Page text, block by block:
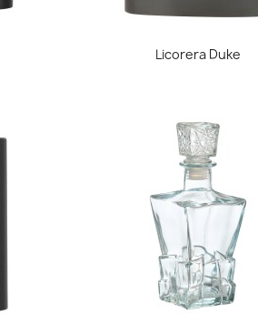
Vista rápida
Licorera Duke